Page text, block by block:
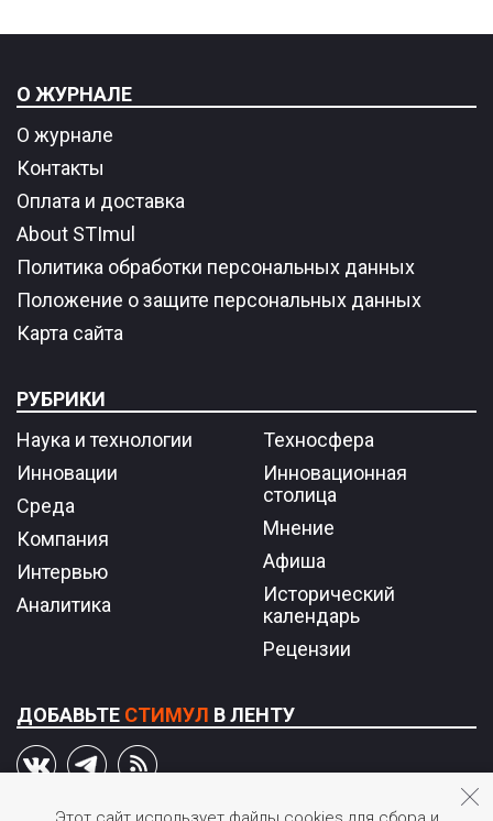
О ЖУРНАЛЕ
О журнале
Контакты
Оплата и доставка
About STImul
Политика обработки персональных данных
Положение о защите персональных данных
Карта сайта
РУБРИКИ
Наука и технологии
Инновации
Среда
Компания
Интервью
Аналитика
Техносфера
Инновационная
столица
Мнение
Афиша
Исторический
календарь
Рецензии
ДОБАВЬТЕ СТИМУЛ В ЛЕНТУ